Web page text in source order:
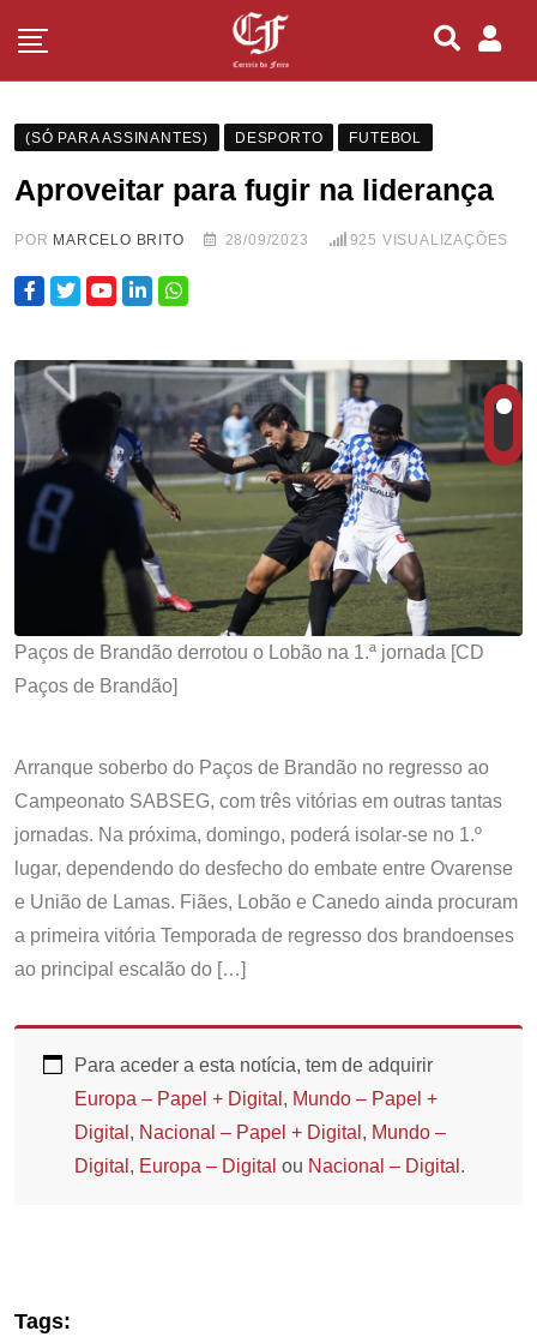
(SÓ PARA ASSINANTES) DESPORTO FUTEBOL
Aproveitar para fugir na liderança
POR MARCELO BRITO 28/09/2023 925 VISUALIZAÇÕES
Paços de Brandão derrotou o Lobão na 1.ª jornada [CD
Paços de Brandão]
Arranque soberbo do Paços de Brandão no regresso ao
Campeonato SABSEG, com três vitórias em outras tantas
jornadas. Na próxima, domingo, poderá isolar-se no 1.º
lugar, dependendo do desfecho do embate entre Ovarense
e União de Lamas. Fiães, Lobão e Canedo ainda procuram
a primeira vitória Temporada de regresso dos brandoenses
ao principal escalão do […]
Para aceder a esta notícia, tem de adquirir
Europa – Papel + Digital , Mundo – Papel +
Digital , Nacional – Papel + Digital , Mundo –
Digital , Europa – Digital ou Nacional – Digital .
Tags: